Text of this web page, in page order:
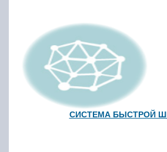
СИСТЕМА БЫСТРОЙ